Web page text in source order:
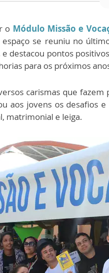
o Módulo Missão e
se reuniu no
e destacou pontos
para os próximos
carismas que fazem
aos jovens os desafios
matrimonial e leiga.